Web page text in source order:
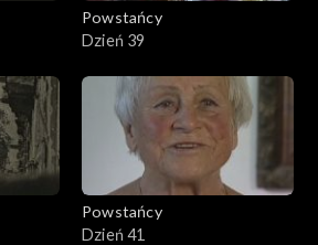
Powstańcy
Dzień 39
Powstańcy
Dzień 41